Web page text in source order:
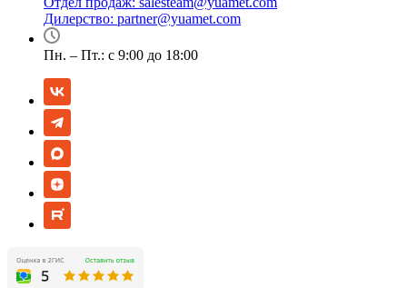
Дилерство: partner@yuamet.com
Пн. – Пт.: с 9:00 до 18:00